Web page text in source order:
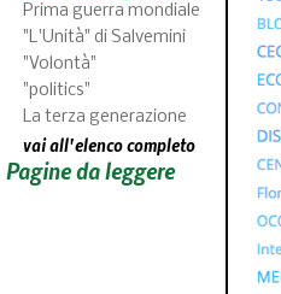
Prima guerra mondiale
"L'Unità" di Salvemini
"Volontà"
"politics"
La terza generazione
vai all'elenco completo
Pagine da leggere